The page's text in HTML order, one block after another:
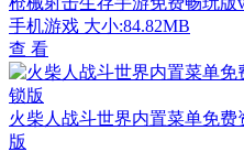
手机游戏 大小:84.82MB
查 看
火柴人战斗世界内置菜单免费
版